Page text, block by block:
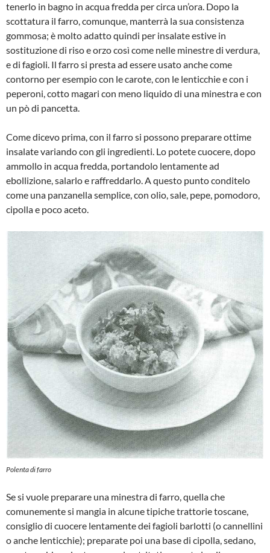
tenerlo in bagno in acqua fredda per circa un’o­ra. Dopo la
scottatura il farro, comunque, manterrà la sua consistenza
gommosa; è molto adatto quindi per insalate estive in
sostituzione di riso e orzo così come nelle minestre di verdura,
e di fagioli. Il farro si presta ad essere usato anche co­me
contorno per esempio con le carote, con le lenticchie e con i
peperoni, cotto magari con meno liquido di una minestra e con
un pò di pancetta.
Come dicevo prima, con il farro si posso­no preparare ottime
insalate variando con gli ingredienti. Lo potete cuocere, dopo
ammollo in acqua fredda, portandolo len­tamente ad
ebollizione, salarlo e raffred­darlo. A questo punto conditelo
come una panzanella semplice, con olio, sale, pe­pe, pomodoro,
cipolla e poco aceto.
Polenta di farro
Se si vuole preparare una minestra di far­ro, quella che
comunemente si mangia in alcune tipiche trattorie toscane,
consiglio di cuocere lentamente dei fagioli barlotti (o cannellini
o anche lenticchie); prepara­te poi una base di cipolla, sedano,